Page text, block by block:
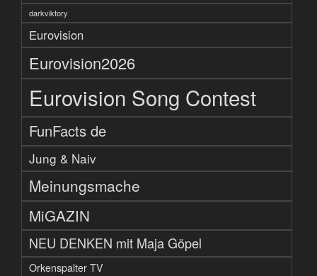
darkviktory
Eurovision
Eurovision2026
Eurovision Song Contest
FunFacts de
Jung & Naiv
Meinungsmache
MiGAZIN
NEU DENKEN mit Maja Göpel
Orkenspalter TV